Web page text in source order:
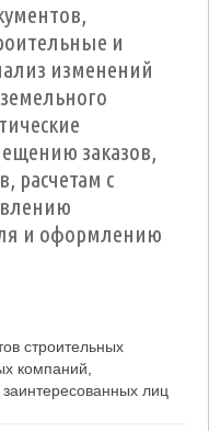
и
изменений
заказов,
расчетам с
и оформлению
строительных
компаний,
лиц